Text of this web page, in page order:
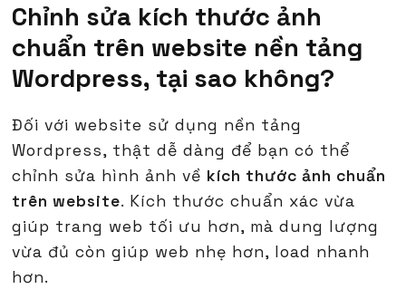
Chỉnh sửa kích thước ảnh
chuẩn trên website nền tảng
Wordpress, tại sao không?
Đối với website sử dụng nền tảng
Wordpress, thật dễ dàng để bạn có thể
chỉnh sửa hình ảnh về kích thước ảnh chuẩn
trên website. Kích thước chuẩn xác vừa
giúp trang web tối ưu hơn, mà dung lượng
vừa đủ còn giúp web nhẹ hơn, load nhanh
hơn.